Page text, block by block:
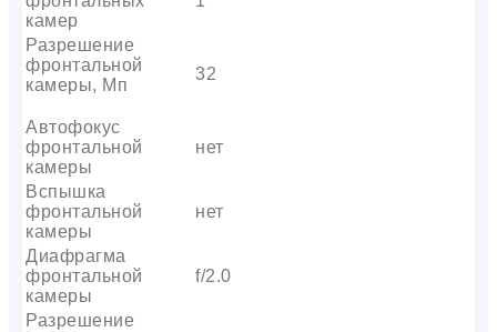
камер
Разрешение
фронтальной
камеры, Мп
32
Автофокус
фронтальной
камеры
нет
Вспышка
фронтальной
камеры
нет
Диафрагма
фронтальной
камеры
f/2.0
Разрешение